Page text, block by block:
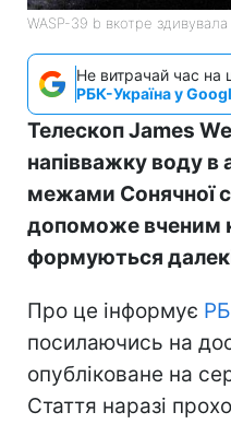
WASP-39 b вкотре
Не витрачай час на
РБК-Україна у
Телескоп James
напівважку воду в
межами Сонячної
допоможе вченим
формуються
Про це інформує
посилаючись на
опубліковане на
Стаття наразі